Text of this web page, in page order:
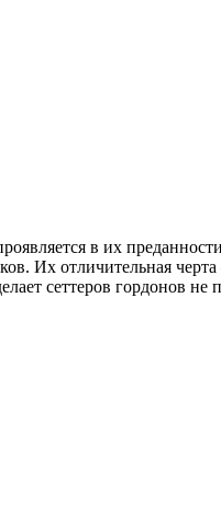
в их
Их отличительная черта
сеттеров гордонов не